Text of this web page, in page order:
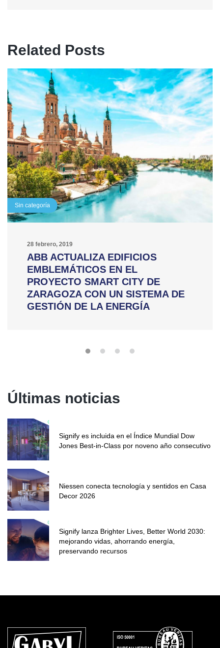
Related Posts
Sin categoría
28 febrero, 2019
ABB ACTUALIZA EDIFICIOS
EMBLEMÁTICOS EN EL
PROYECTO SMART CITY DE
ZARAGOZA CON UN SISTEMA DE
GESTIÓN DE LA ENERGÍA
Últimas noticias
Signify es incluida en el Índice Mundial Dow
Jones Best-in-Class por noveno año consecutivo
Niessen conecta tecnología y sentidos en Casa
Decor 2026
Signify lanza Brighter Lives, Better World 2030:
mejorando vidas, ahorrando energía,
preservando recursos